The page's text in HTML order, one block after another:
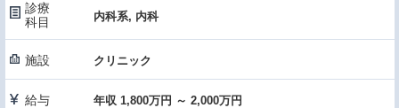
診療
科目
内科系, 内科
施設 クリニック
給与 年収 1,800万円 ～ 2,000万円